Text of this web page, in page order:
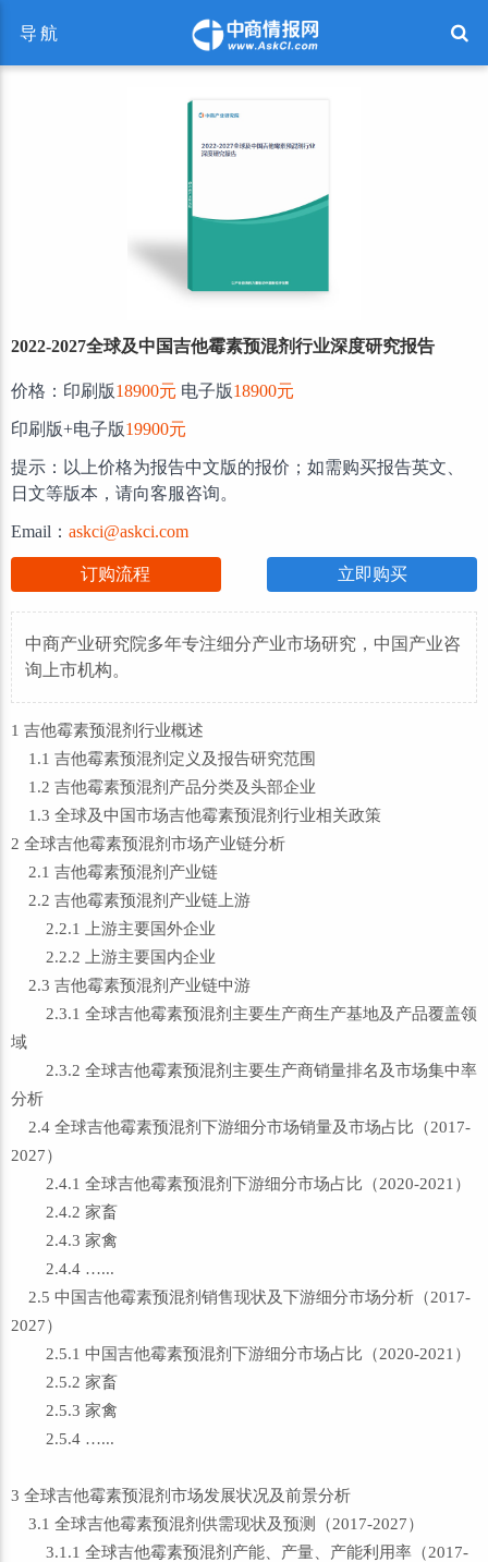
导航
2022-2027全球及中国吉他霉素预混剂行业深度研究报告
价格：印刷版18900元 电子版18900元
印刷版+电子版19900元
提示：以上价格为报告中文版的报价；如需购买报告英文、
日文等版本，请向客服咨询。
Email： askci@askci.com
订购流程 立即购买
中商产业研究院多年专注细分产业市场研究，中国产业咨
询上市机构。
1 吉他霉素预混剂行业概述
1.1 吉他霉素预混剂定义及报告研究范围
1.2 吉他霉素预混剂产品分类及头部企业
1.3 全球及中国市场吉他霉素预混剂行业相关政策
2 全球吉他霉素预混剂市场产业链分析
2.1 吉他霉素预混剂产业链
2.2 吉他霉素预混剂产业链上游
2.2.1 上游主要国外企业
2.2.2 上游主要国内企业
2.3 吉他霉素预混剂产业链中游
2.3.1 全球吉他霉素预混剂主要生产商生产基地及产品覆盖领
域
2.3.2 全球吉他霉素预混剂主要生产商销量排名及市场集中率
分析
2.4 全球吉他霉素预混剂下游细分市场销量及市场占比（2017-
2027）
2.4.1 全球吉他霉素预混剂下游细分市场占比（2020-2021）
2.4.2 家畜
2.4.3 家禽
2.4.4 …...
2.5 中国吉他霉素预混剂销售现状及下游细分市场分析（2017-
2027）
2.5.1 中国吉他霉素预混剂下游细分市场占比（2020-2021）
2.5.2 家畜
2.5.3 家禽
2.5.4 …...
3 全球吉他霉素预混剂市场发展状况及前景分析
3.1 全球吉他霉素预混剂供需现状及预测（2017-2027）
3.1.1 全球吉他霉素预混剂产能、产量、产能利用率（2017-